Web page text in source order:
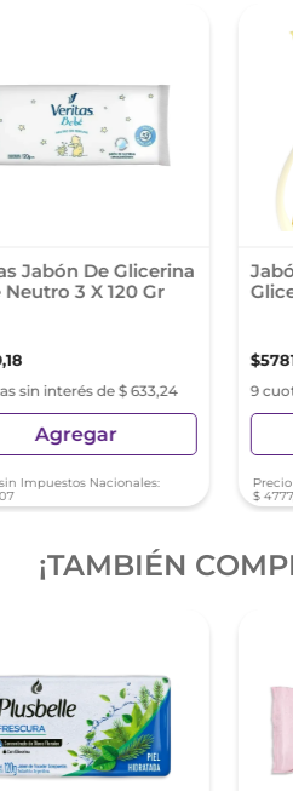
Jabón De Glicerina
Neutro 3 X 120 Gr
,18
sin interés de $ 633,24
Agregar
Impuestos Nacionales:
07
$
9
$ 4777
¡TAMBIÉN